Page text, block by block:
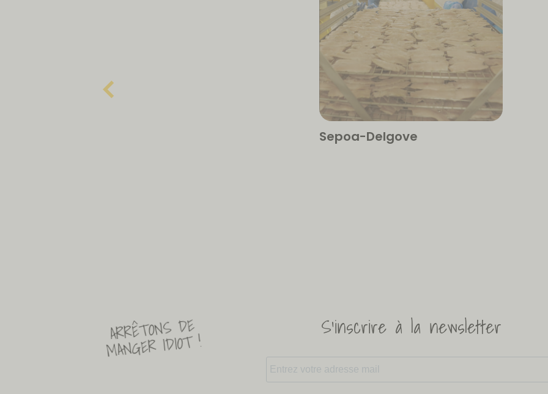
Sepoa-Delgove
ARRÊTONS DE
MANGER IDIOT !
S'inscrire à la newsletter